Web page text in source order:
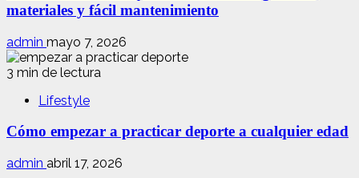
materiales y fácil mantenimiento
admin mayo 7, 2026
3 min de lectura
Lifestyle
Cómo empezar a practicar deporte a cualquier edad
admin abril 17, 2026